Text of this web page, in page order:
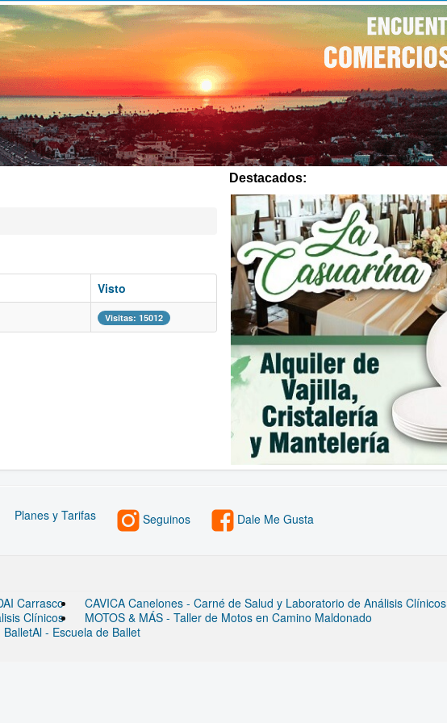
Visto
Visitas: 15012
Destacados:
Planes y Tarifas Seguinos Dale Me Gusta
Carrasco
CAVICA Canelones - Carné de Salud y Laboratorio de Análisis Clínicos
Clínicos
MOTOS & MÁS - Taller de Motos en Camino Maldonado
BalletAl - Escuela de Ballet